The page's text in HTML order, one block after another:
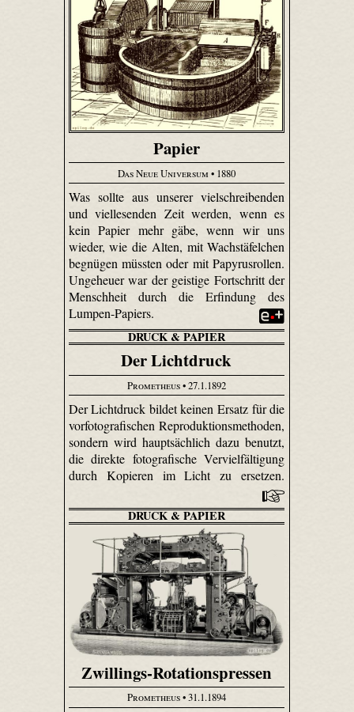
Papier
Das Neue Universum • 1880
Was sollte aus unserer vielschreibenden
und viellesenden Zeit werden, wenn es
kein Papier mehr gäbe, wenn wir uns
wieder, wie die Alten, mit Wachstäfelchen
begnügen müssten oder mit Papyrusrollen.
Ungeheuer war der geistige Fortschritt der
Menschheit durch die Erfindung des
Lumpen-Papiers.
DRUCK & PAPIER
Der Lichtdruck
Prometheus• 27.1.1892
Der Lichtdruck bildet keinen Ersatz für die
vorfotografischen Reproduktionsmethoden,
sondern wird hauptsächlich dazu benutzt,
die direkte fotografische Vervielfältigung
durch Kopieren im Licht zu ersetzen.
DRUCK & PAPIER
Zwillings-Rotationspressen
Prometheus• 31.1.1894